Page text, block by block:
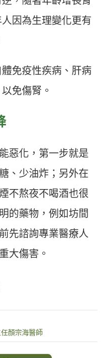
因為生理變化更有
免疫性疾病、肝病
免傷腎。
惡化，第一步就是
、少油炸；另外在
不熬夜不喝酒也很
的藥物，例如坊間
先諮詢專業醫療人
大傷害。
顏宗海醫師